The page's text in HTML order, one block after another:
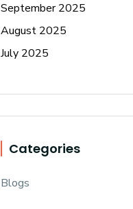
September 2025
August 2025
July 2025
Categories
Blogs